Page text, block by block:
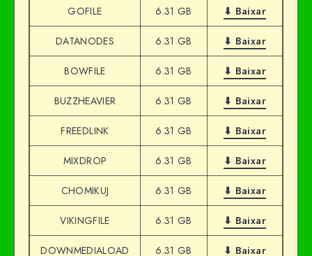
GOFILE 6.31 GB ⬇ Baixar
DATANODES 6.31 GB ⬇ Baixar
BOWFILE 6.31 GB ⬇ Baixar
BUZZHEAVIER 6.31 GB ⬇ Baixar
FREEDLINK 6.31 GB ⬇ Baixar
MIXDROP 6.31 GB ⬇ Baixar
CHOMIKUJ 6.31 GB ⬇ Baixar
VIKINGFILE 6.31 GB ⬇ Baixar
DOWNMEDIALOAD 6.31 GB ⬇ Baixar